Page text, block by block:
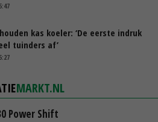
kas koeler: ‘De eerste indruk
tuinders af’
MARKT.NL
Power Shift